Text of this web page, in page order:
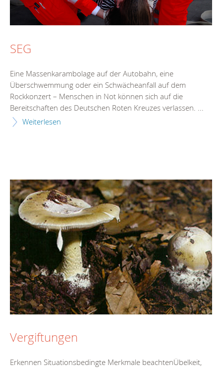
SEG
Eine Massenkarambolage auf der Autobahn, eine
Überschwemmung oder ein Schwächeanfall auf dem
Rockkonzert – Menschen in Not können sich auf die
Bereitschaften des Deutschen Roten Kreuzes verlassen. ...
Weiterlesen
Vergiftungen
Erkennen Situationsbedingte Merkmale beachtenÜbelkeit,